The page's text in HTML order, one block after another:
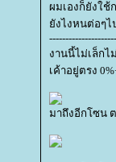
ผมเองก็ยังใช้
งไงหนต่อๆไ
งานนี้ไม่เล็กไ
เค้าอยู่ตรง
มาถึงอีกโซน